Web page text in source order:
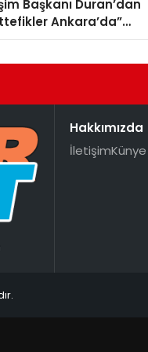
Başkanı Duran’dan
Ankara’da”
paylaşımı
Hakkımızda
İletişimKünye